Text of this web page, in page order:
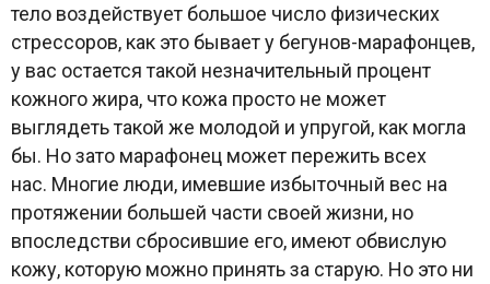
тело воздействует большое число физических
стрессоров, как это бывает у бегунов-марафонцев,
у вас остается такой незначительный процент
кожного жира, что кожа просто не может
выглядеть такой же молодой и упругой, как могла
бы. Но зато марафонец может пережить всех
нас. Многие люди, имевшие избыточный вес на
протяжении большей части своей жизни, но
впоследстви сбросившие его, имеют обвислую
кожу, которую можно принять за старую. Но это ни